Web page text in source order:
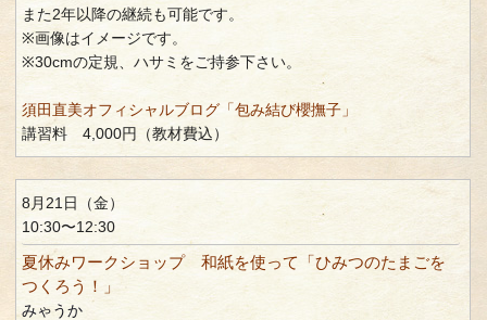
また2年以降の継続も可能です。
※画像はイメージです。
※30cmの定規、ハサミをご持参下さい。
須田直美オフィシャルブログ「包み結び櫻撫子」
講習料 4,000円（教材費込）
8月21日（金）
10:30〜12:30
夏休みワークショップ 和紙を使って「ひみつのたまごを
つくろう！」
みゃうか